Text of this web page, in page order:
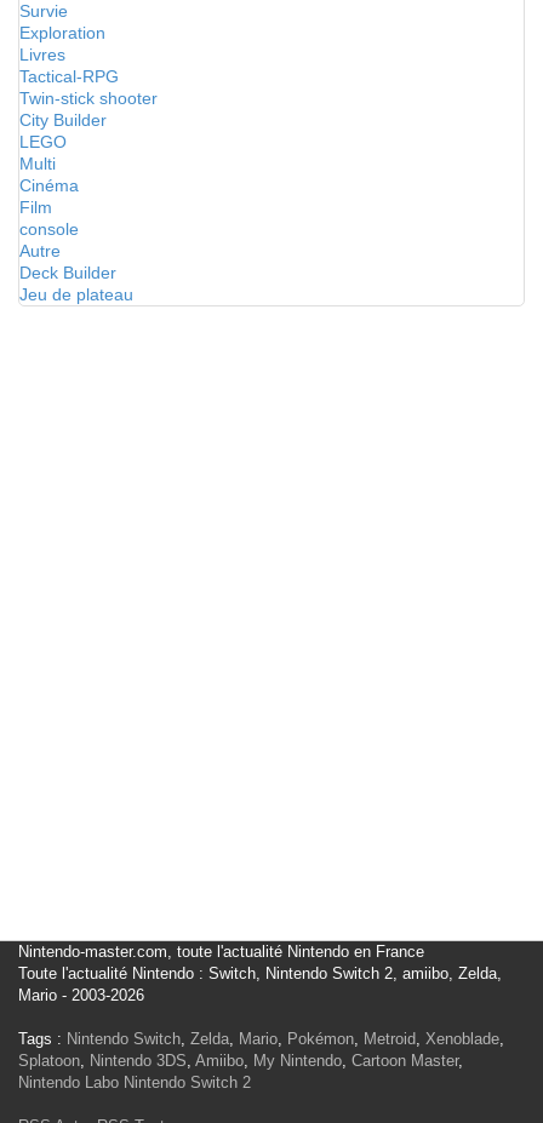
Survie
Exploration
Livres
Tactical-RPG
Twin-stick shooter
City Builder
LEGO
Multi
Cinéma
Film
console
Autre
Deck Builder
Jeu de plateau
Nintendo-master.com, toute l'actualité Nintendo en France
Toute l'actualité Nintendo : Switch, Nintendo Switch 2, amiibo, Zelda,
Mario - 2003-2026
Tags : Nintendo Switch, Zelda, Mario, Pokémon, Metroid, Xenoblade,
Splatoon, Nintendo 3DS, Amiibo, My Nintendo, Cartoon Master,
Nintendo Labo Nintendo Switch 2